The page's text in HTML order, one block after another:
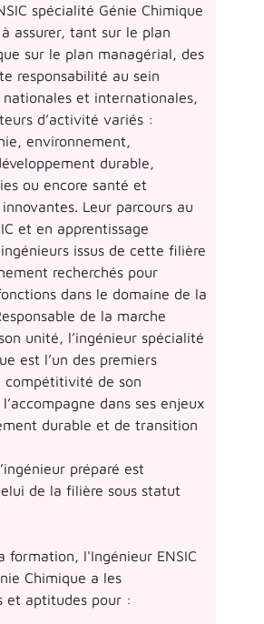
spécialité Génie Chimique
assurer, tant sur le plan
sur le plan managérial, des
responsabilité au sein
nationales et internationales,
d’activité variés :
environnement,
durable,
ou encore santé et
Leur parcours au
et en apprentissage
issus de cette filière
recherchés pour
dans le domaine de la
de la marche
unité, l’ingénieur spécialité
est l’un des premiers
compétitivité de son
dans ses enjeux
durable et de transition
préparé est
de la filière sous statut
formation, l'Ingénieur ENSIC
Chimique a les
et aptitudes pour :